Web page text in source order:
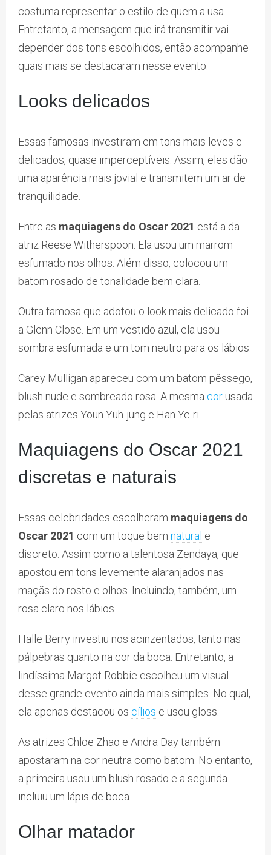
costuma representar o estilo de quem a usa.
Entretanto, a mensagem que irá transmitir vai
depender dos tons escolhidos, então acompanhe
quais mais se destacaram nesse evento.
Looks delicados
Essas famosas investiram em tons mais leves e
delicados, quase imperceptíveis. Assim, eles dão
uma aparência mais jovial e transmitem um ar de
tranquilidade.
Entre as maquiagens do Oscar 2021 está a da
atriz Reese Witherspoon. Ela usou um marrom
esfumado nos olhos. Além disso, colocou um
batom rosado de tonalidade bem clara.
Outra famosa que adotou o look mais delicado foi
a Glenn Close. Em um vestido azul, ela usou
sombra esfumada e um tom neutro para os lábios.
Carey Mulligan apareceu com um batom pêssego,
blush nude e sombreado rosa. A mesma cor usada
pelas atrizes Youn Yuh-jung e Han Ye-ri.
Maquiagens do Oscar 2021
discretas e naturais
Essas celebridades escolheram maquiagens do
Oscar 2021 com um toque bem natural e
discreto. Assim como a talentosa Zendaya, que
apostou em tons levemente alaranjados nas
maçãs do rosto e olhos. Incluindo, também, um
rosa claro nos lábios.
Halle Berry investiu nos acinzentados, tanto nas
pálpebras quanto na cor da boca. Entretanto, a
lindíssima Margot Robbie escolheu um visual
desse grande evento ainda mais simples. No qual,
ela apenas destacou os cílios e usou gloss.
As atrizes Chloe Zhao e Andra Day também
apostaram na cor neutra como batom. No entanto,
a primeira usou um blush rosado e a segunda
incluiu um lápis de boca.
Olhar matador